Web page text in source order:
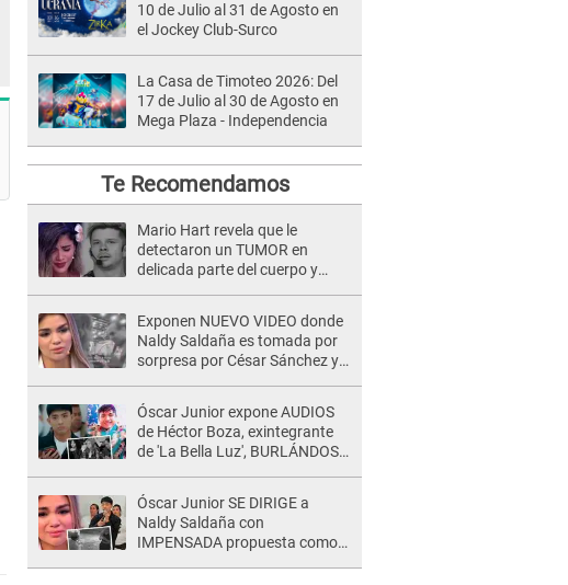
10 de Julio al 31 de Agosto en
el Jockey Club-Surco
La Casa de Timoteo 2026: Del
17 de Julio al 30 de Agosto en
Mega Plaza - Independencia
Te Recomendamos
Mario Hart revela que le
detectaron un TUMOR en
delicada parte del cuerpo y
Exponen NUEVO VIDEO donde
Naldy Saldaña es tomada por
sorpresa por César Sánchez y
agarró la mano
Óscar Junior expone AUDIOS
de Héctor Boza, exintegrante
de 'La Bella Luz', BURLÁNDOSE
de maltrato: "Grábame..."
Óscar Junior SE DIRIGE a
Naldy Saldaña con
IMPENSADA propuesta como